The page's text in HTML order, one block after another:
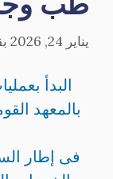
يناير 24, 2026
البدأ
بالمعهد
فى إطار